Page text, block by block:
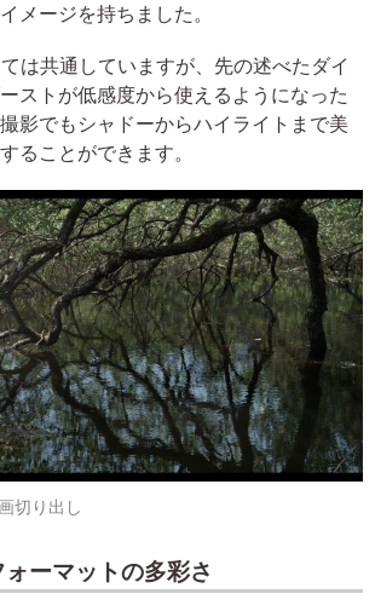
メージを持ちました。
は共通していますが、先の述べたダイ
ストが低感度から使えるようになった
影でもシャドーからハイライトまで美
ることができます。
切り出し
ーマットの多彩さ